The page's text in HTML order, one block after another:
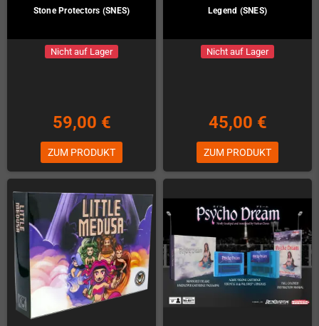
Stone Protectors (SNES)
Nicht auf Lager
59,00 €
ZUM PRODUKT
Legend (SNES)
Nicht auf Lager
45,00 €
ZUM PRODUKT